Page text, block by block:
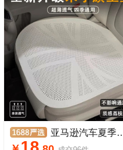
亚马逊汽车夏季单片通用坐垫薄款纳帕皮透气通风英伦风米字旗座垫